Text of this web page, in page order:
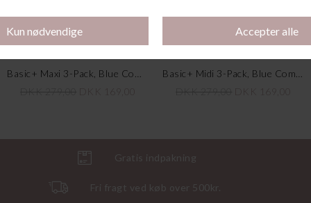
Gratis indpakning
Fri fragt ved køb over 500kr.